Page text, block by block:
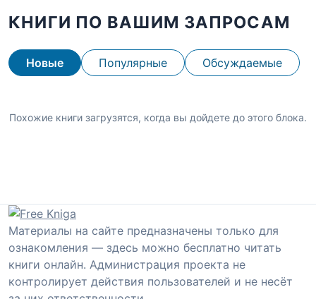
КНИГИ ПО ВАШИМ ЗАПРОСАМ
Новые Популярные Обсуждаемые
Похожие книги загрузятся, когда вы дойдете до этого блока.
Материалы на сайте предназначены только для
ознакомления — здесь можно бесплатно читать
книги онлайн. Администрация проекта не
контролирует действия пользователей и не несёт